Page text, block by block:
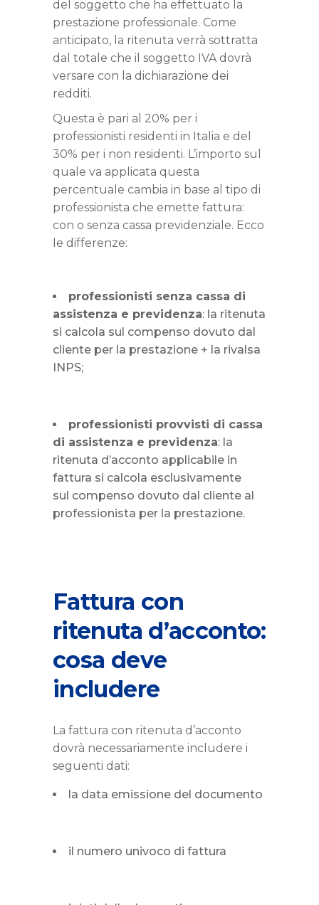
del soggetto che ha effettuato la
prestazione professionale. Come
anticipato, la ritenuta verrà sottratta
dal totale che il soggetto IVA dovrà
versare con la dichiarazione dei
redditi.
Questa è pari al 20% per i
professionisti residenti in Italia e del
30% per i non residenti. L’importo sul
quale va applicata questa
percentuale cambia in base al tipo di
professionista che emette fattura:
con o senza cassa previdenziale. Ecco
le differenze:
professionisti senza cassa di
assistenza e previdenza: la ritenuta
si calcola sul compenso dovuto dal
cliente per la prestazione + la rivalsa
INPS;
professionisti provvisti di cassa
di assistenza e previdenza: la
ritenuta d’acconto applicabile in
fattura si calcola esclusivamente
sul compenso dovuto dal cliente al
professionista per la prestazione.
Fattura con
ritenuta d’acconto:
cosa deve
includere
La fattura con ritenuta d’acconto
dovrà necessariamente includere i
seguenti dati:
la data emissione del documento
il numero univoco di fattura